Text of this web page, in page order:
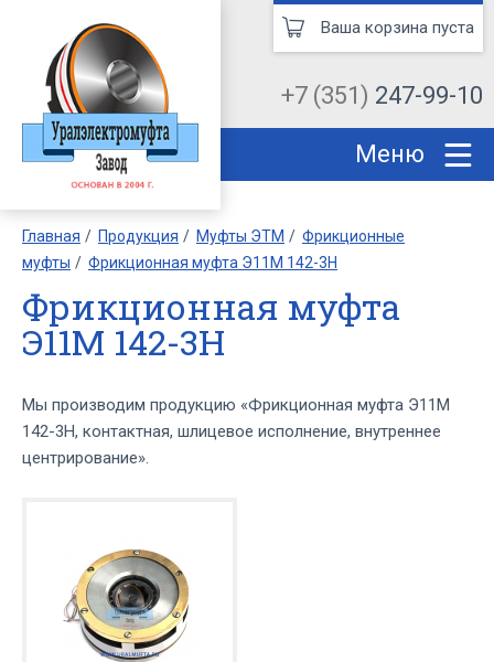
+7 (351) 247-99-10
Ваша корзина пуста
Меню
Главная Продукция Муфты ЭТМ
Фрикционные
муфты
Фрикционная муфта Э11М 142-3Н
Фрикционная муфта
Э11М 142-3Н
Мы производим продукцию «Фрикционная муфта Э11М
142-3Н, контактная, шлицевое исполнение, внутреннее
центрирование».